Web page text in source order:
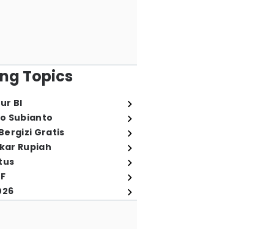
Topics
BI
Subianto
Gratis
Rupiah